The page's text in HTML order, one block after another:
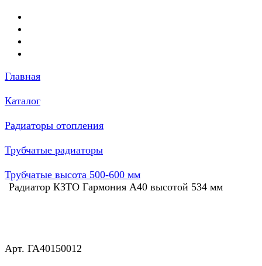
Главная
Каталог
Радиаторы отопления
Трубчатые радиаторы
Трубчатые высота 500-600 мм
Радиатор КЗТО Гармония А40 высотой 534 мм
Арт. ГА40150012